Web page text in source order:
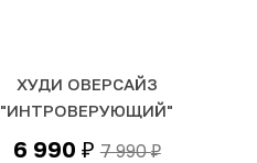
ХУДИ ОВЕРСАЙЗ
"ИНТРОВЕРУЮЩИЙ"
6 990 ₽ 7 990₽